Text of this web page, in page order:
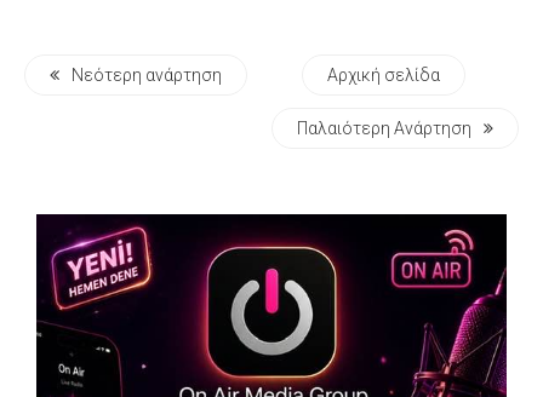
Νεότερη ανάρτηση Αρχική σελίδα
Παλαιότερη Ανάρτηση